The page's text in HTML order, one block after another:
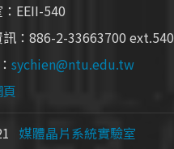
EEII-540
：886-2-33663700 ext.540
sychien@ntu.edu.tw
媒體晶片系統實驗室